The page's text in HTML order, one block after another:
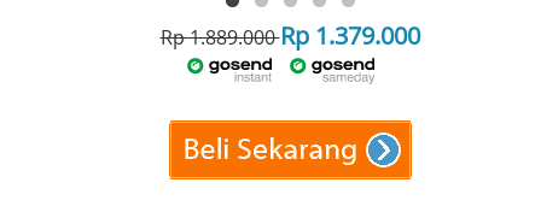
Rp 1.889.000Rp 1.379.000